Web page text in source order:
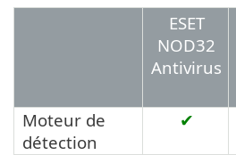
ESET
NOD32
Antivirus
Moteur de
détection
✔